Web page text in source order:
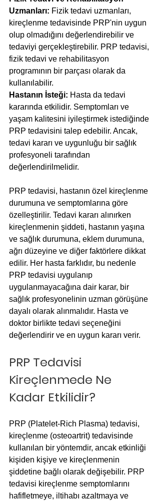
Uzmanları: Fizik tedavi uzmanları,
kireçlenme tedavisinde PRP'nin uygun
olup olmadığını değerlendirebilir ve
tedaviyi gerçekleştirebilir. PRP tedavisi,
fizik tedavi ve rehabilitasyon
programının bir parçası olarak da
kullanılabilir.
Hastanın İsteği: Hasta da tedavi
kararında etkilidir. Semptomları ve
yaşam kalitesini iyileştirmek istediğinde
PRP tedavisini talep edebilir. Ancak,
tedavi kararı ve uygunluğu bir sağlık
profesyoneli tarafından
değerlendirilmelidir.
PRP tedavisi, hastanın özel kireçlenme
durumuna ve semptomlarına göre
özelleştirilir. Tedavi kararı alınırken
kireçlenmenin şiddeti, hastanın yaşına
ve sağlık durumuna, eklem durumuna,
ağrı düzeyine ve diğer faktörlere dikkat
edilir. Her hasta farklıdır, bu nedenle
PRP tedavisi uygulanıp
uygulanmayacağına dair karar, bir
sağlık profesyonelinin uzman görüşüne
dayalı olarak alınmalıdır. Hasta ve
doktor birlikte tedavi seçeneğini
değerlendirir ve en uygun kararı verir.
PRP Tedavisi
Kireçlenmede Ne
Kadar Etkilidir?
PRP (Platelet-Rich Plasma) tedavisi,
kireçlenme (osteoartrit) tedavisinde
kullanılan bir yöntemdir, ancak etkinliği
kişiden kişiye ve kireçlenmenin
şiddetine bağlı olarak değişebilir. PRP
tedavisi kireçlenme semptomlarını
hafifletmeye, iltihabı azaltmaya ve